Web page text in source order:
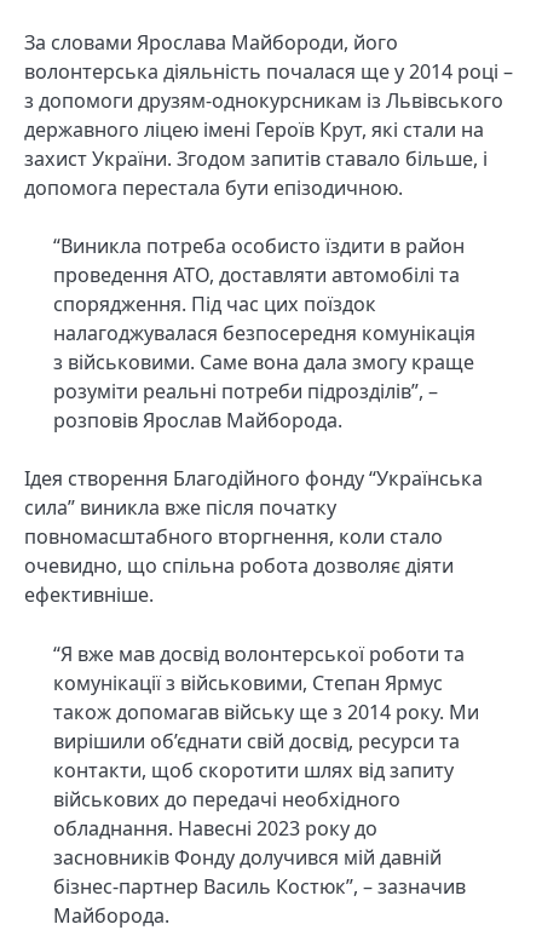
За словами Ярослава Майбороди, його
волонтерська діяльність почалася ще у 2014 році –
з допомоги друзям-однокурсникам із Львівського
державного ліцею імені Героїв Крут, які стали на
захист України. Згодом запитів ставало більше, і
допомога перестала бути епізодичною.
“Виникла потреба особисто їздити в район
проведення АТО, доставляти автомобілі та
спорядження. Під час цих поїздок
налагоджувалася безпосередня комунікація
з військовими. Саме вона дала змогу краще
розуміти реальні потреби підрозділів”, –
розповів Ярослав Майборода.
Ідея створення Благодійного фонду “Українська
сила” виникла вже після початку
повномасштабного вторгнення, коли стало
очевидно, що спільна робота дозволяє діяти
ефективніше.
“Я вже мав досвід волонтерської роботи та
комунікації з військовими, Степан Ярмус
також допомагав війську ще з 2014 року. Ми
вирішили об’єднати свій досвід, ресурси та
контакти, щоб скоротити шлях від запиту
військових до передачі необхідного
обладнання. Навесні 2023 року до
засновників Фонду долучився мій давній
бізнес-партнер Василь Костюк”, – зазначив
Майборода.